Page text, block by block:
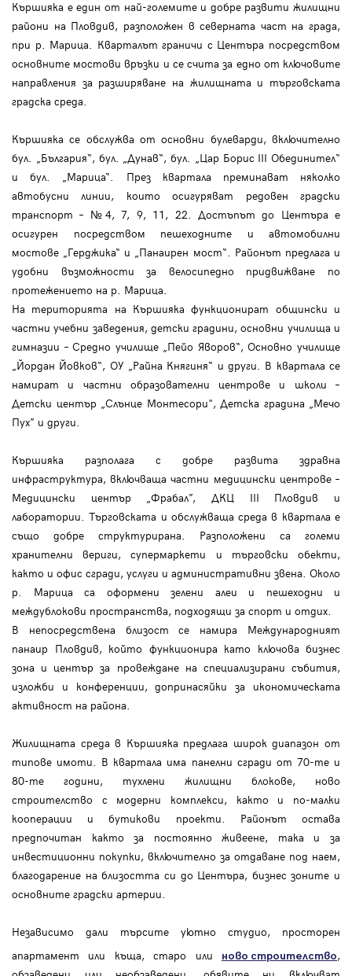
Кършияка е един от най-големите и добре развити жилищни
райони на Пловдив, разположен в северната част на града,
при р. Марица. Кварталът граничи с Центъра посредством
основните мостови връзки и се счита за едно от ключовите
направления за разширяване на жилищната и търговската
градска среда.
Кършияка се обслужва от основни булеварди, включително
бул. „България“, бул. „Дунав“, бул. „Цар Борис III Обединител“
и бул. „Марица“. През квартала преминават няколко
автобусни линии, които осигуряват редовен градски
транспорт – №4, 7, 9, 11, 22. Достъпът до Центъра е
осигурен посредством пешеходните и автомобилни
мостове „Герджика“ и „Панаирен мост“. Районът предлага и
удобни възможности за велосипедно придвижване по
протежението на р. Марица.
На територията на Кършияка функционират общински и
частни учебни заведения, детски градини, основни училища и
гимназии – Средно училище „Пейо Яворов“, Основно училище
„Йордан Йовков“, ОУ „Райна Княгиня“ и други. В квартала се
намират и частни образователни центрове и школи –
Детски център „Слънце Монтесори", Детска градина „Мечо
Пух” и други.
Кършияка разполага с добре развита здравна
инфраструктура, включваща частни медицински центрове –
Медицински център „Фрабал”, ДКЦ III Пловдив и
лаборатории. Търговската и обслужваща среда в квартала е
също добре структурирана. Разположени са големи
хранителни вериги, супермаркети и търговски обекти,
както и офис сгради, услуги и административни звена. Около
р. Марица са оформени зелени алеи и пешеходни и
междублокови пространства, подходящи за спорт и отдих.
В непосредствена близост се намира Международният
панаир Пловдив, който функционира като ключова бизнес
зона и център за провеждане на специализирани събития,
изложби и конференции, допринасяйки за икономическата
активност на района.
Жилищната среда в Кършияка предлага широк диапазон от
типове имоти. В квартала има панелни сгради от 70-те и
80-те години, тухлени жилищни блокове, ново
строителство с модерни комплекси, както и по-малки
кооперации и бутикови проекти. Районът остава
предпочитан както за постоянно живеене, така и за
инвестиционни покупки, включително за отдаване под наем,
благодарение на близостта си до Центъра, бизнес зоните и
основните градски артерии.
Независимо дали търсите уютно студио, просторен
апартамент или къща, старо или
ново строителство,